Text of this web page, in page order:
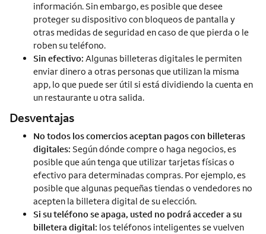
información. Sin embargo, es posible que desee
proteger su dispositivo con bloqueos de pantalla y
otras medidas de seguridad en caso de que pierda o le
roben su teléfono.
Sin efectivo: Algunas billeteras digitales le permiten
enviar dinero a otras personas que utilizan la misma
app, lo que puede ser útil si está dividiendo la cuenta en
un restaurante u otra salida.
Desventajas
No todos los comercios aceptan pagos con billeteras
digitales: Según dónde compre o haga negocios, es
posible que aún tenga que utilizar tarjetas físicas o
efectivo para determinadas compras. Por ejemplo, es
posible que algunas pequeñas tiendas o vendedores no
acepten la billetera digital de su elección.
Si su teléfono se apaga, usted no podrá acceder a su
billetera digital: los teléfonos inteligentes se vuelven